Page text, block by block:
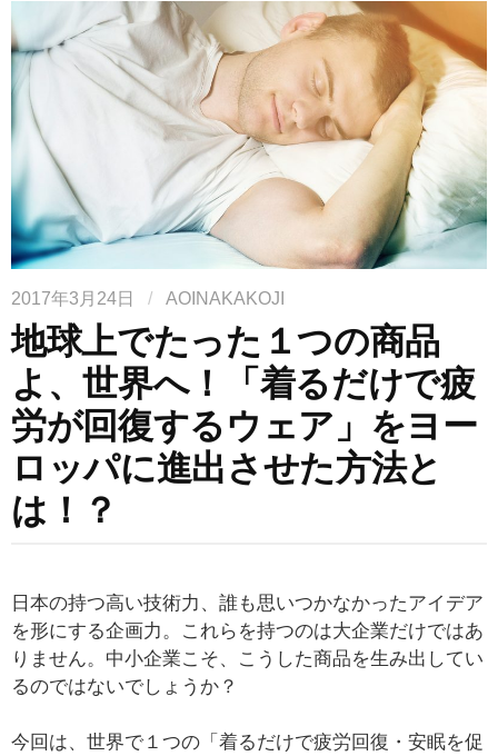
2017年3月24日 / AOINAKAKOJI
地球上でたった１つの商品
よ、世界へ！「着るだけで疲
労が回復するウェア」をヨー
ロッパに進出させた方法と
は！？
日本の持つ高い技術力、誰も思いつかなかったアイデア
を形にする企画力。これらを持つのは大企業だけではあ
りません。中小企業こそ、こうした商品を生み出してい
るのではないでしょうか？
今回は、世界で１つの「着るだけで疲労回復・安眠を促